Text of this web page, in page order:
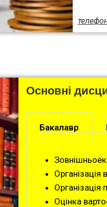
Основні
Бакалавр
Організація
Організація
Оцінка